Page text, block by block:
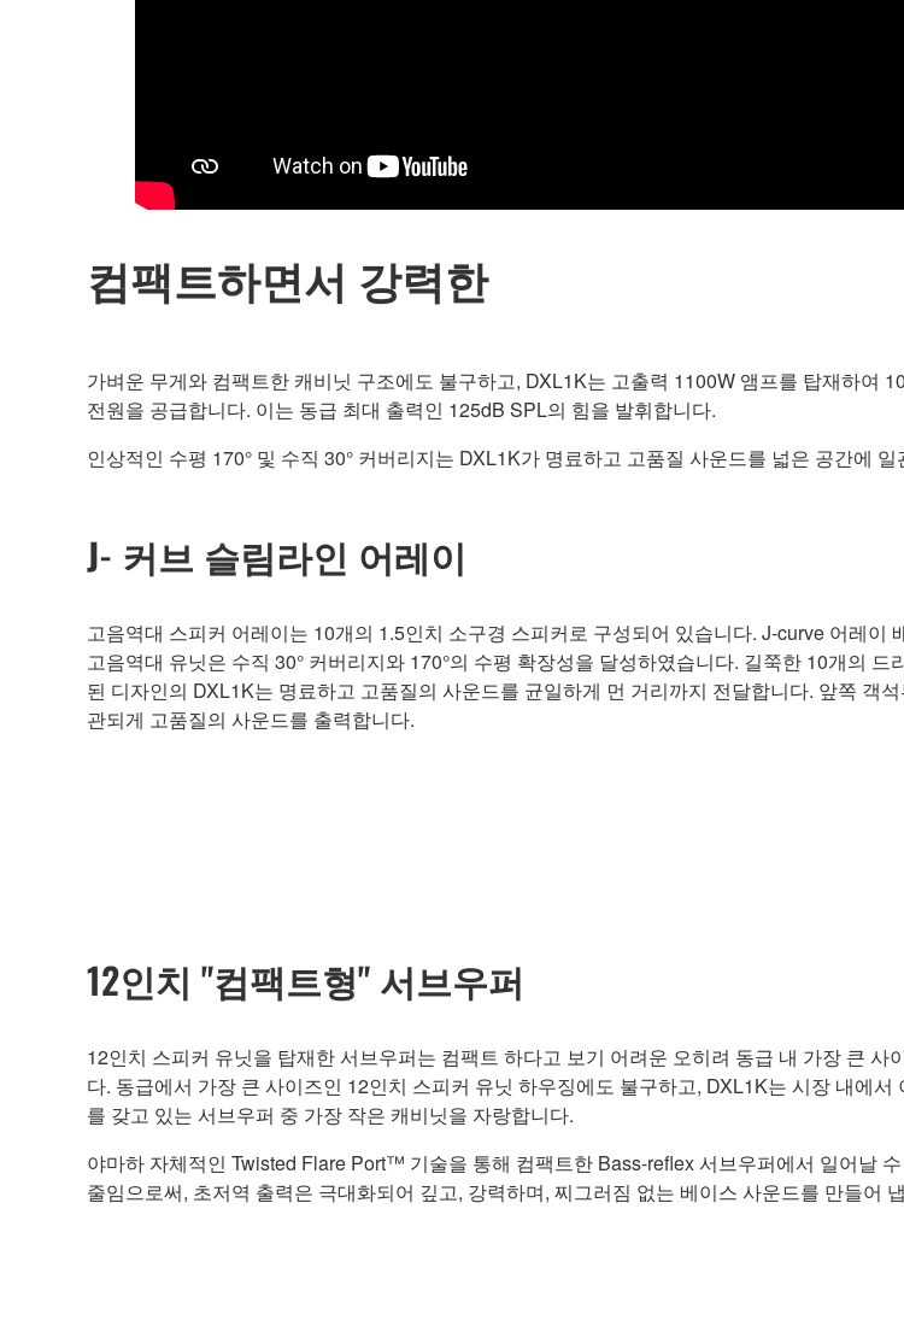
컴팩트하면서 강력한
가벼운 무게와 컴팩트한 캐비닛 구조에도 불구하고, DXL1K는 고출력 1100W 앰프를 탑재하여
전원을 공급합니다. 이는 동급 최대 출력인 125dB SPL의 힘을 발휘합니다.
인상적인 수평 170° 및 수직 30° 커버리지는 DXL1K가 명료하고 고품질 사운드를 넓은 공간에
J- 커브 슬림라인 어레이
고음역대 스피커 어레이는 10개의 1.5인치 소구경 스피커로 구성되어 있습니다. J-curve 어레이
고음역대 유닛은 수직 30° 커버리지와 170°의 수평 확장성을 달성하였습니다. 길쭉한 10개의 드
된 디자인의 DXL1K는 명료하고 고품질의 사운드를 균일하게 먼 거리까지 전달합니다. 앞쪽 객
관되게 고품질의 사운드를 출력합니다.
12인치 "컴팩트형" 서브우퍼
12인치 스피커 유닛을 탑재한 서브우퍼는 컴팩트 하다고 보기 어려운 오히려 동급 내 가장 큰 사
다. 동급에서 가장 큰 사이즈인 12인치 스피커 유닛 하우징에도 불구하고, DXL1K는 시장 내에서
를 갖고 있는 서브우퍼 중 가장 작은 캐비닛을 자랑합니다.
야마하 자체적인 Twisted Flare Port™ 기술을 통해 컴팩트한 Bass-reflex 서브우퍼에서 일어날
줄임으로써, 초저역 출력은 극대화되어 깊고, 강력하며, 찌그러짐 없는 베이스 사운드를 만들어